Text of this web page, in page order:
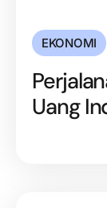
EKONOMI
Uang